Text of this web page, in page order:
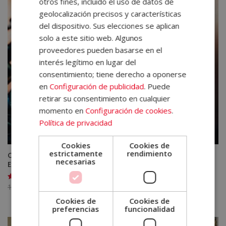
Curso Tatuaje, Incluye Kit Tatuador – Certificación
Experto
Valorado
con
1.580,00
precio
original
El
precio
actual
es:
geolocalización precisos y características
del dispositivo. Sus elecciones se aplican
solo a este sitio web. Algunos
proveedores pueden basarse en el
interés legítimo en lugar del
consentimiento; tiene derecho a oponerse
enConfiguración de publicidad. Puede
retirar su consentimiento en cualquier
momento enConfiguración de cookies.
Política de privacidad
Cookies
estrictamente
necesarias
Cookies de
rendimiento
Cookies de
preferencias
Cookies de
funcionalidad